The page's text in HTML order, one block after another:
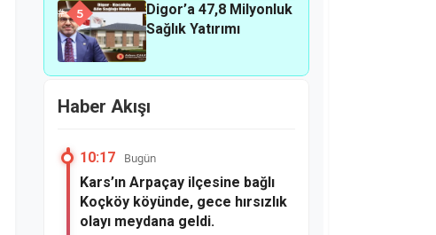
5
Digor’a 47,8 Milyonluk
Sağlık Yatırımı
Haber Akışı
10:17 Bugün
Kars’ın Arpaçay ilçesine bağlı
Koçköy köyünde, gece hırsızlık
olayı meydana geldi.